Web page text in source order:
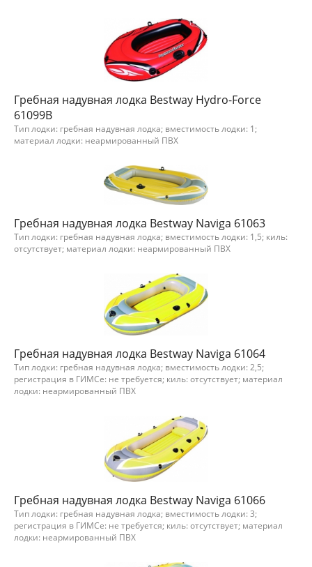
Гребная надувная лодка Bestway Hydro-Force
61099B
Тип лодки: гребная надувная лодка; вместимость лодки: 1;
материал лодки: неармированный ПВХ
Гребная надувная лодка Bestway Naviga 61063
Тип лодки: гребная надувная лодка; вместимость лодки: 1,5; киль:
отсутствует; материал лодки: неармированный ПВХ
Гребная надувная лодка Bestway Naviga 61064
Тип лодки: гребная надувная лодка; вместимость лодки: 2,5;
регистрация в ГИМСе: не требуется; киль: отсутствует; материал
лодки: неармированный ПВХ
Гребная надувная лодка Bestway Naviga 61066
Тип лодки: гребная надувная лодка; вместимость лодки: 3;
регистрация в ГИМСе: не требуется; киль: отсутствует; материал
лодки: неармированный ПВХ